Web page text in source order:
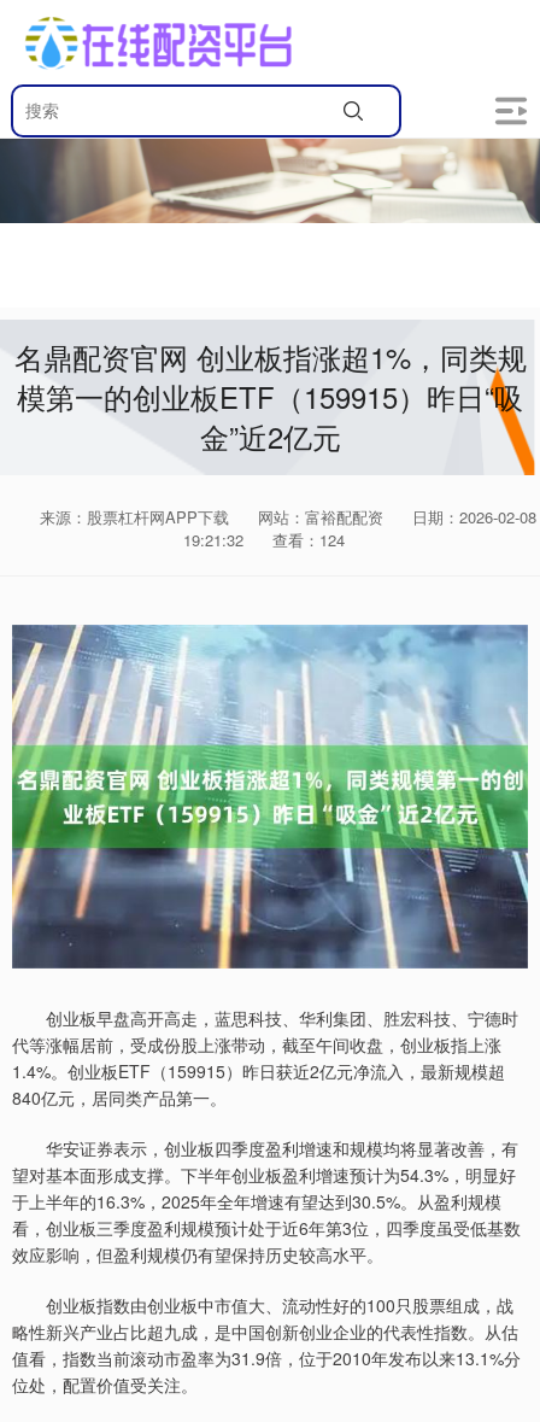
名鼎配资官网 创业板指涨超1%，同类规
模第一的创业板ETF（159915）昨日“吸
金”近2亿元
来源：股票杠杆网APP下载 网站：富裕配配资
日期：2026-02-08
19:21:32
查看：124
创业板早盘高开高走，蓝思科技、华利集团、胜宏科技、宁德时
代等涨幅居前，受成份股上涨带动，截至午间收盘，创业板指上涨
1.4%。创业板ETF（159915）昨日获近2亿元净流入，最新规模超
840亿元，居同类产品第一。
华安证券表示，创业板四季度盈利增速和规模均将显著改善，有
望对基本面形成支撑。下半年创业板盈利增速预计为54.3%，明显好
于上半年的16.3%，2025年全年增速有望达到30.5%。从盈利规模
看，创业板三季度盈利规模预计处于近6年第3位，四季度虽受低基数
效应影响，但盈利规模仍有望保持历史较高水平。
创业板指数由创业板中市值大、流动性好的100只股票组成，战
略性新兴产业占比超九成，是中国创新创业企业的代表性指数。从估
值看，指数当前滚动市盈率为31.9倍，位于2010年发布以来13.1%分
位处，配置价值受关注。